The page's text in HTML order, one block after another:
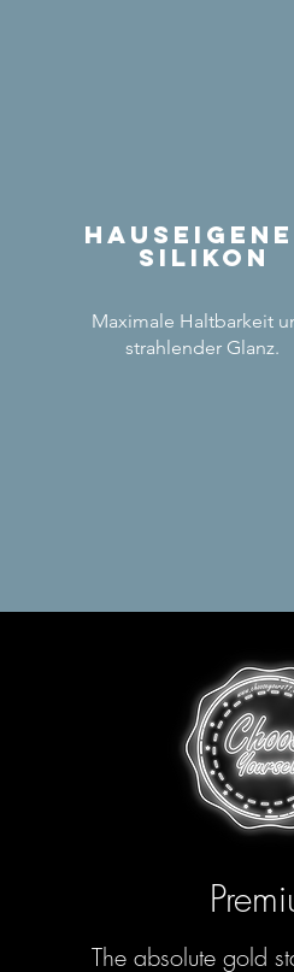
Silikon
Maximale Haltbarkeit
strahlender Glanz.
The absolute gold